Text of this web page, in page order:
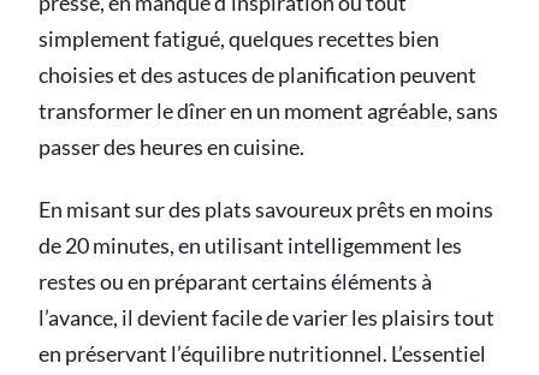
simplement fatigué, quelques recettes bien
choisies et des astuces de planification peuvent
transformer le dîner en un moment agréable, sans
passer des heures en cuisine.
En misant sur des plats savoureux prêts en moins
de 20 minutes, en utilisant intelligemment les
restes ou en préparant certains éléments à
l’avance, il devient facile de varier les plaisirs tout
en préservant l’équilibre nutritionnel. L’essentiel